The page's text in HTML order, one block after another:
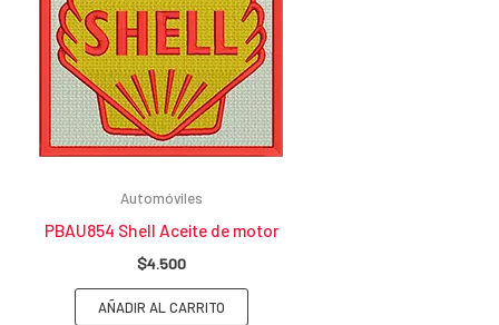
Automóviles
PBAU854 Shell Aceite de motor
$4.500
AÑADIR AL CARRITO